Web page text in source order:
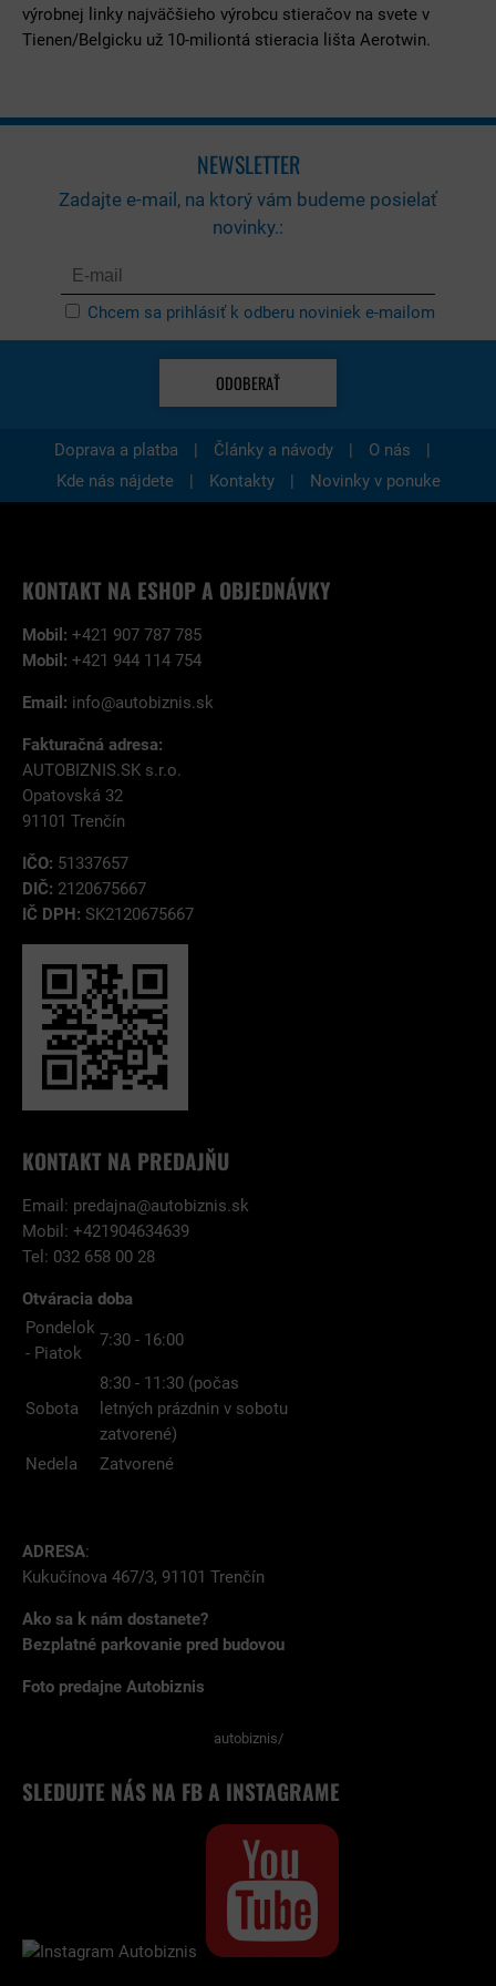
výrobnej linky najväčšieho výrobcu stieračov na svete v
Tienen/Belgicku už 10-miliontá stieracia lišta Aerotwin.
NEWSLETTER
Zadajte e-mail, na ktorý vám budeme posielať
novinky.:
Chcem sa prihlásiť k odberu noviniek e-mailom
ODOBERAŤ
Doprava a platba | Články a návody | O nás
|
Kde nás nájdete
| Kontakty | Novinky v ponuke
KONTAKT NA ESHOP A OBJEDNÁVKY
Mobil: +421 907 787 785
Mobil: +421 944 114 754
Email: info@autobiznis.sk
Fakturačná adresa:
AUTOBIZNIS.SK s.r.o.
Opatovská 32
91101 Trenčín
IČO: 51337657
DIČ: 2120675667
IČ DPH: SK2120675667
KONTAKT NA PREDAJŇU
Email: predajna@autobiznis.sk
Mobil: +421904634639
Tel: 032 658 00 28
Otváracia doba
Pondelok
- Piatok
7:30 - 16:00
Sobota
8:30 - 11:30 (počas
letných prázdnin v sobotu
zatvorené)
Nedela
Zatvorené
ADRESA:
Kukučínova 467/3, 91101 Trenčín
Ako sa k nám dostanete?
Bezplatné parkovanie pred budovou
Foto predajne Autobiznis
autobiznis/
SLEDUJTE NÁS NA FB A INSTAGRAME